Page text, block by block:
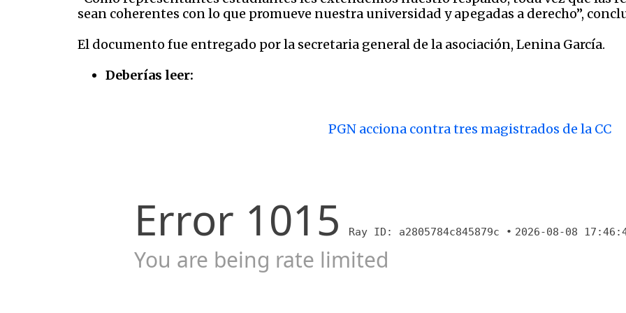
sean coherentes con lo que promueve nuestra universidad y apegadas a derecho”,
El documento fue entregado por la secretaria general de la asociación, Lenina García.
Deberías leer:
PGN acciona contra tres magistrados de la CC